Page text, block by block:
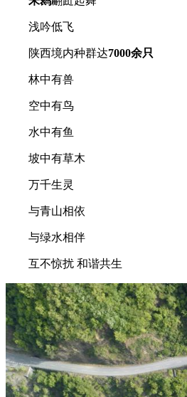
浅吟低飞
陕西境内种群达7000余只
林中有兽
空中有鸟
水中有鱼
坡中有草木
万千生灵
与青山相依
与绿水相伴
互不惊扰 和谐共生